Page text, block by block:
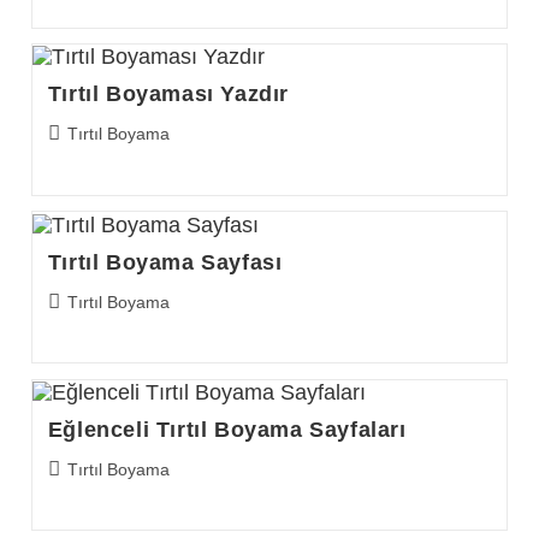
Tırtıl Boyaması Yazdır
PostTırtıl Boyama
Tırtıl Boyama Sayfası
PostTırtıl Boyama
Eğlenceli Tırtıl Boyama Sayfaları
PostTırtıl Boyama